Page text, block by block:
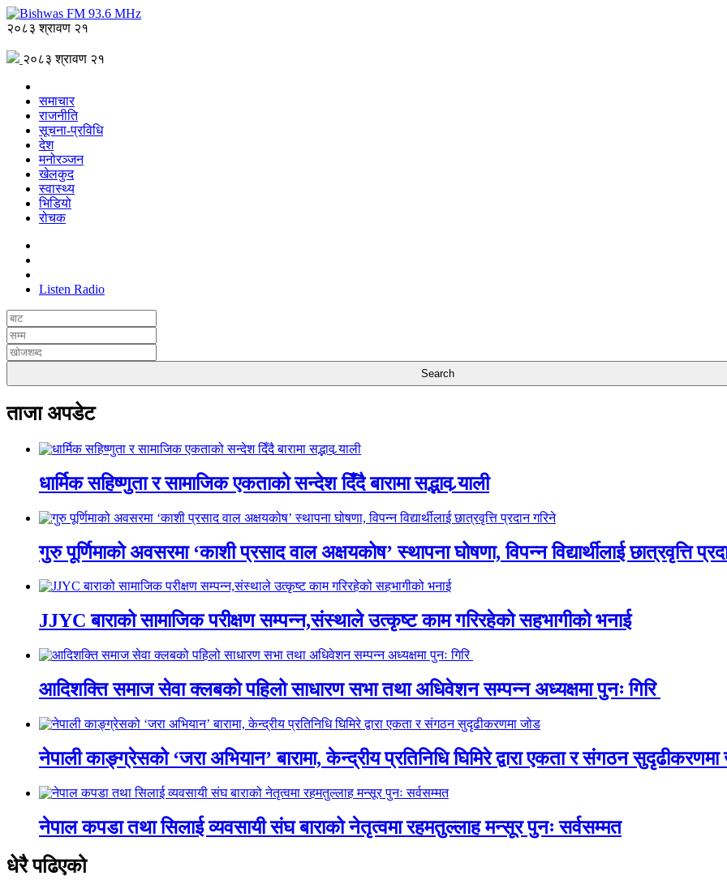
२०८३ श्रावण २१
२०८३ श्रावण २१
समाचार
राजनीति
सूचना-प्रविधि
देश
मनोरञ्जन
खेलकुद
स्वास्थ्य
भिडियो
रोचक
Listen Radio
ताजा अपडेट
धार्मिक सहिष्णुता र सामाजिक एकताको सन्देश दिँदै बारामा सद्भाव र्‍याली
गुरु पूर्णिमाको अवसरमा ‘काशी प्रसाद वाल अक्षयकोष’ स्थापना घोषणा, विपन्न विद्यार्थीलाई छात्रवृत्ति
JJYC बाराको सामाजिक परीक्षण सम्पन्न,संस्थाले उत्कृष्ट काम गरिरहेको सहभागीको भनाई
आदिशक्ति समाज सेवा क्लबको पहिलो साधारण सभा तथा अधिवेशन सम्पन्न अध्यक्षमा पुनः गिरि
नेपाली काङ्ग्रेसको ‘जरा अभियान’ बारामा, केन्द्रीय प्रतिनिधि घिमिरे द्वारा एकता र संगठन
नेपाल कपडा तथा सिलाई व्यवसायी संघ बाराको नेतृत्वमा रहमतुल्लाह मन्सूर पुनः सर्वसम्मत
धेरै पढिएको